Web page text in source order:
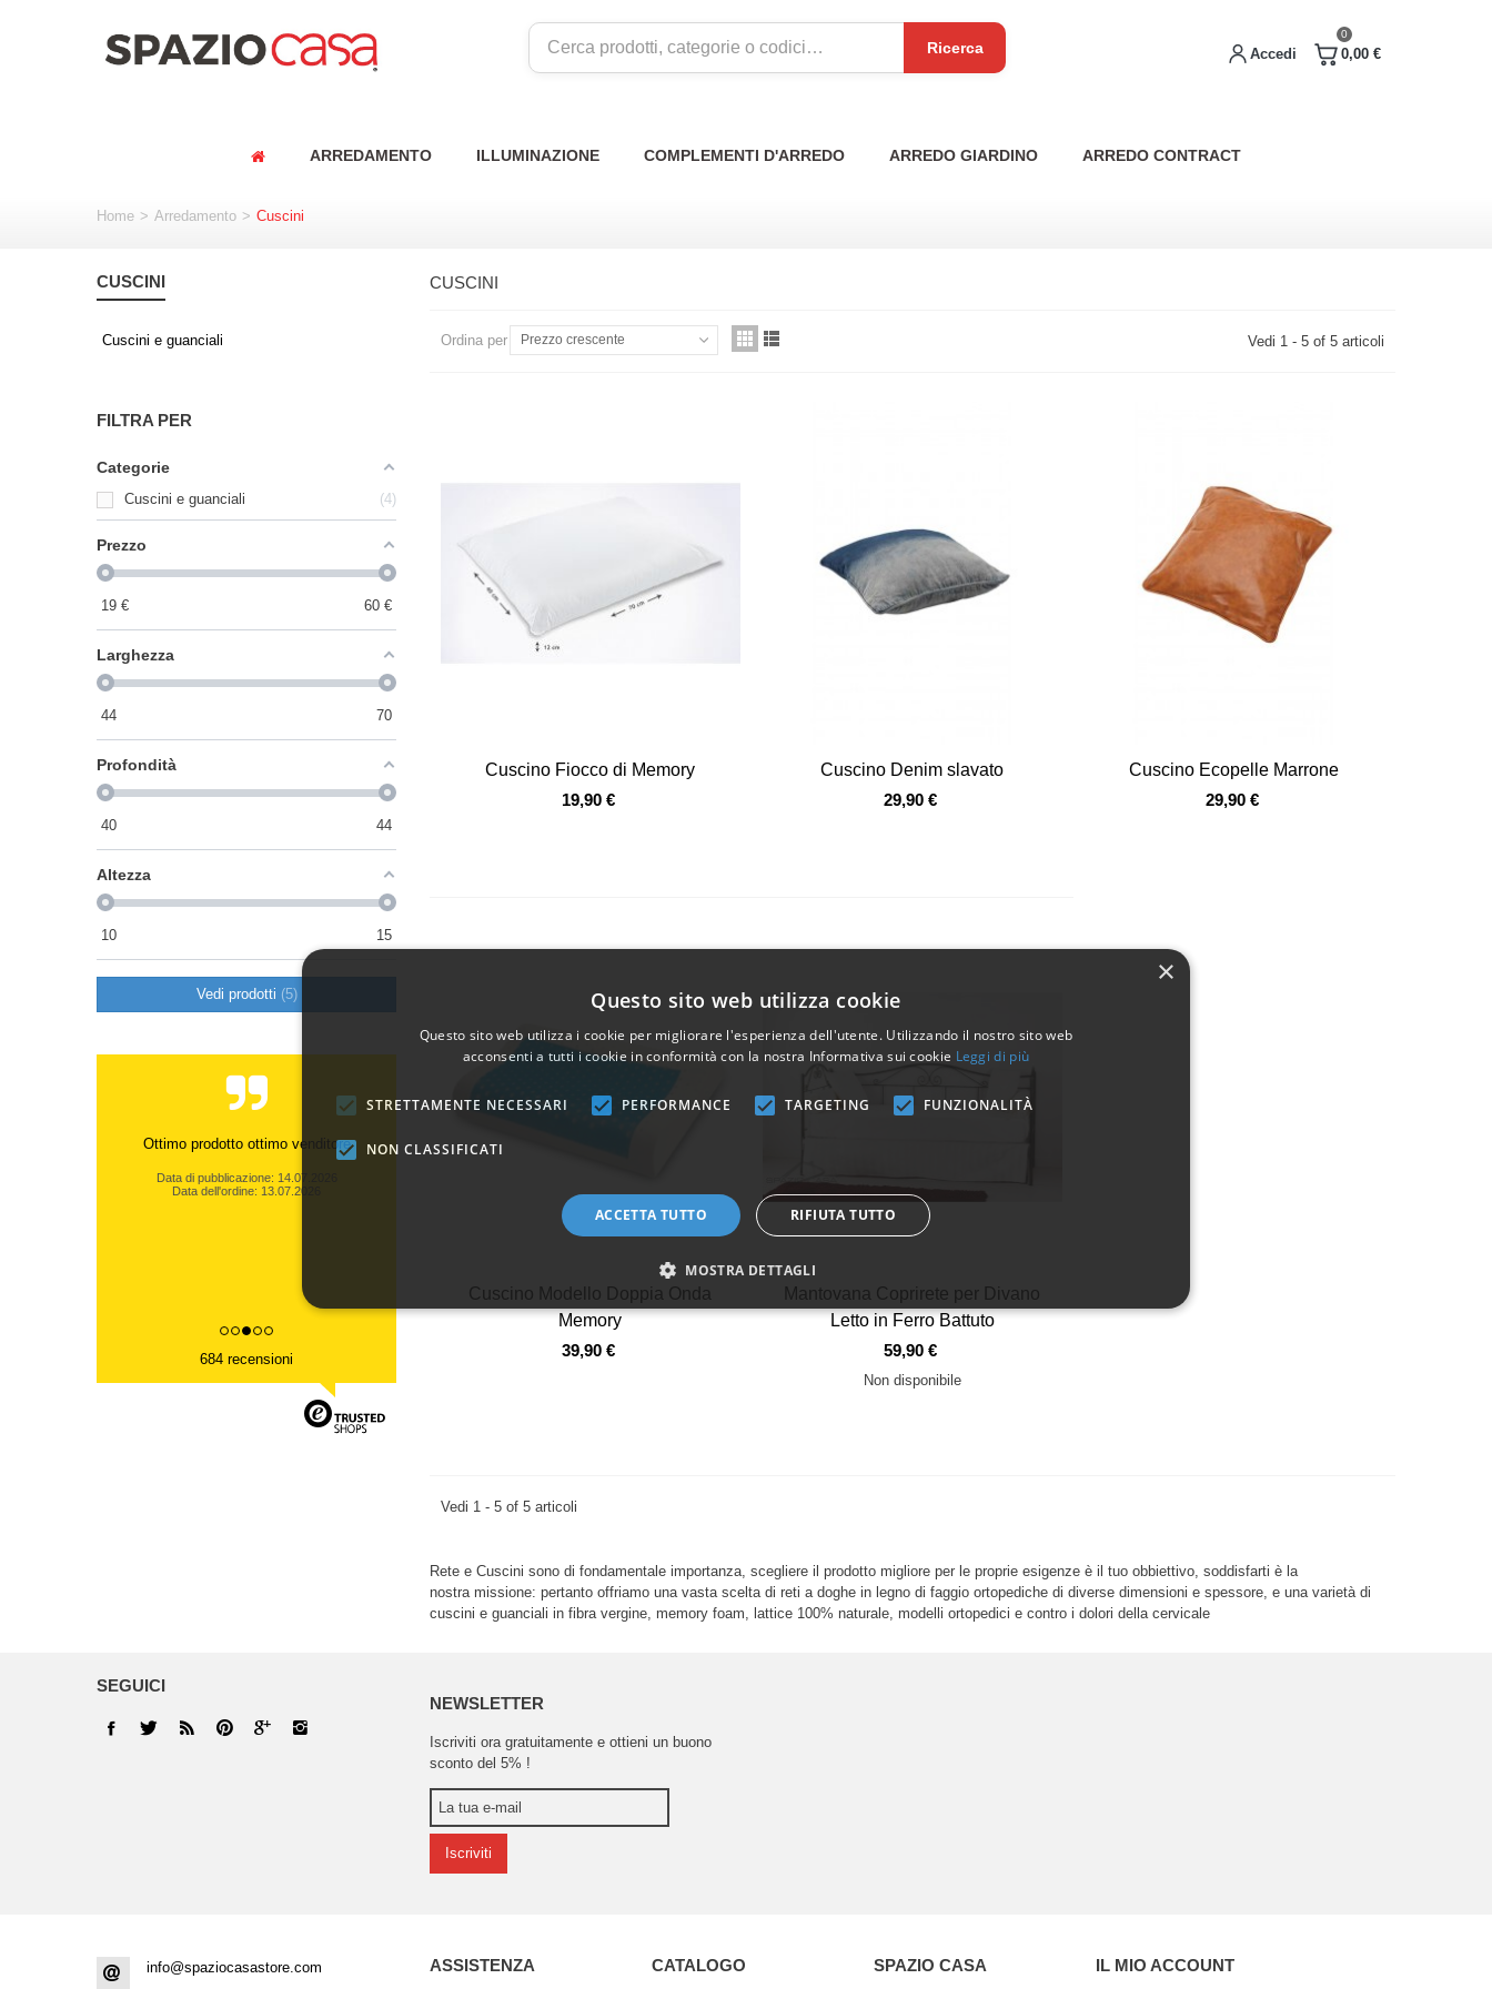
0
0,00 €
Accedi
Ricerca
ARREDAMENTO ILLUMINAZIONE COMPLEMENTI D'ARREDO ARREDO GIARDINO ARREDO CONTRACT
Home > Arredamento > Cuscini
CUSCINI
Cuscini e guanciali
FILTRA PER
Categorie
Cuscini e guanciali 4
Prezzo
19 € 60 €
Larghezza
44 70
Profondità
40 44
Altezza
10 15
Vedi prodotti 5
Ottimo prodotto ottimo venditore
Data di pubblicazione: 14.07.2026
Data dell'ordine: 13.07.2026
684 recensioni
CUSCINI
Ordina per Prezzo crescente Vedi 1 - 5 of 5 articoli
Vista veloce
Cuscino Fiocco di Memory
19,90 €
Vista veloce
Cuscino Denim slavato
29,90 €
Vista veloce
Cuscino Ecopelle Marrone
29,90 €
Vista veloce
Cuscino Modello Doppia Onda
Memory
39,90 €
Vista veloce
Mantovana Coprirete per Divano
Letto in Ferro Battuto
59,90 €
Non disponibile
Vedi 1 - 5 of 5 articoli
Rete e Cuscini sono di fondamentale importanza, scegliere il prodotto migliore per le proprie esigenze è il tuo obbiettivo, soddisfarti è la
nostra missione: pertanto offriamo una vasta scelta di reti a doghe in legno di faggio ortopediche di diverse dimensioni e spessore, e una varietà di
cuscini e guanciali in fibra vergine, memory foam, lattice 100% naturale, modelli ortopedici e contro i dolori della cervicale
SEGUICI
NEWSLETTER
Iscriviti ora gratuitamente e ottieni un buono
sconto del 5% !
Iscriviti
info@spaziocasastore.com ASSISTENZA CATALOGO SPAZIO CASA IL MIO ACCOUNT
×
Questo sito web utilizza cookie
Questo sito web utilizza i cookie per migliorare l'esperienza dell'utente. Utilizzando il nostro sito web
acconsenti a tutti i cookie in conformità con la nostra Informativa sui cookie Leggi di più
STRETTAMENTE NECESSARI PERFORMANCE TARGETING FUNZIONALITÀ
NON CLASSIFICATI
ACCETTA TUTTO RIFIUTA TUTTO
MOSTRA DETTAGLI